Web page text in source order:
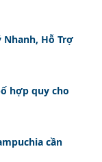
Nhanh, Hỗ Trợ
hợp quy cho
cần